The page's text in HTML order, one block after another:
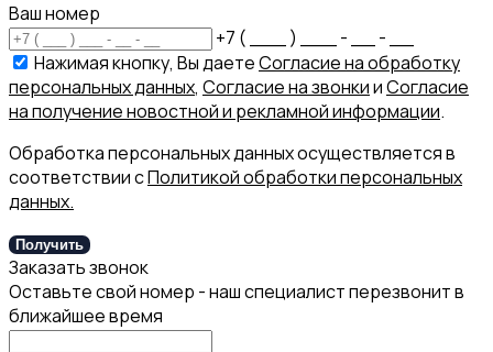
Ваш номер
+7 ( ___ ) ___ - __ - __
Нажимая кнопку, Вы даетеСогласие на обработку
персональных данных, Согласие на звонкииСогласие
на получение новостной и рекламной информации.
Обработка персональных данных осуществляется в
соответствии сПолитикой обработки персональных
данных.
Получить
Заказать звонок
Оставьте свой номер - наш специалист перезвонит в
ближайшее время